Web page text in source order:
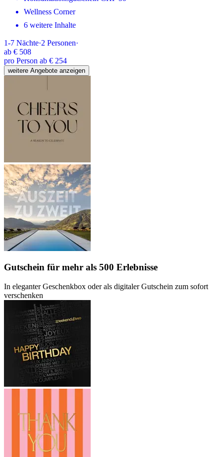
Wellness Corner
6 weitere Inhalte
1-7 Nächte·2 Personen·
ab € 508
pro Person ab € 254
weitere Angebote anzeigen
Gutschein für mehr als 500 Erlebnisse
In eleganter Geschenkbox oder als digitaler Gutschein zum sofort
verschenken